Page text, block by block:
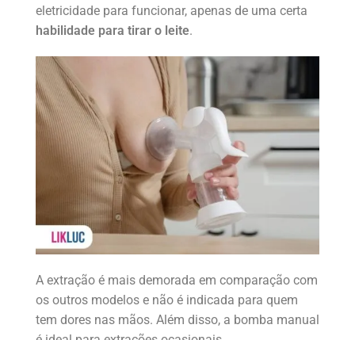
eletricidade para funcionar, apenas de uma certa
habilidade para tirar o leite.
A extração é mais demorada em comparação com
os outros modelos e não é indicada para quem
tem dores nas mãos. Além disso, a bomba manual